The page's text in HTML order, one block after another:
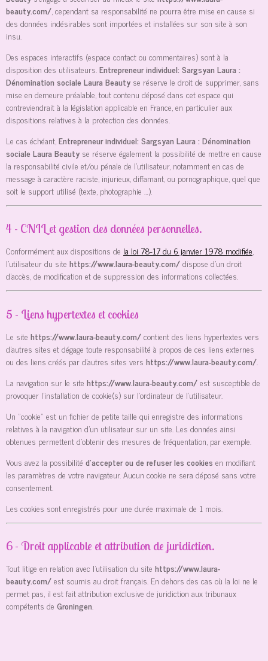
beauty.com/, cependant sa responsabilité ne pourra être mise en cause si
des données indésirables sont importées et installées sur son site à son
insu.
Des espaces interactifs (espace contact ou commentaires) sont à la
disposition des utilisateurs.Entrepreneur individuel: Sargsyan Laura :
Dénomination sociale Laura Beauty se réserve le droit de supprimer, sans
mise en demeure préalable, tout contenu déposé dans cet espace qui
contreviendrait à la législation applicable en France, en particulier aux
dispositions relatives à la protection des données.
Le cas échéant,Entrepreneur individuel: Sargsyan Laura : Dénomination
sociale Laura Beauty se réserve également la possibilité de mettre en cause
la responsabilité civile et/ou pénale de l’utilisateur, notamment en cas de
message à caractère raciste, injurieux, diffamant, ou pornographique, quel que
soit le support utilisé (texte, photographie …).
4 - CNIL et gestion des données personnelles.
Conformément aux dispositions de la loi 78-17 du 6 janvier 1978 modifiée,
l’utilisateur du site https://www.laura-beauty.com/dispose d’un droit
d’accès, de modification et de suppression des informations collectées.
5 - Liens hypertextes et cookies
Le site https://www.laura-beauty.com/contient des liens hypertextes vers
d’autres sites et dégage toute responsabilité à propos de ces liens externes
ou des liens créés par d’autres sites vers https://www.laura-beauty.com/.
La navigation sur le site https://www.laura-beauty.com/est susceptible de
provoquer l’installation de cookie(s) sur l’ordinateur de l’utilisateur.
Un "cookie" est un fichier de petite taille qui enregistre des informations
relatives à la navigation d’un utilisateur sur un site. Les données ainsi
obtenues permettent d'obtenir des mesures de fréquentation, par exemple.
Vous avez la possibilité d’accepter ou de refuser les cookies en modifiant
les paramètres de votre navigateur. Aucun cookie ne sera déposé sans votre
consentement.
Les cookies sont enregistrés pour une durée maximale de 1 mois.
6 - Droit applicable et attribution de juridiction.
Tout litige en relation avec l’utilisation du site https://www.laura-
beauty.com/est soumis au droit français. En dehors des cas où la loi ne le
permet pas, il est fait attribution exclusive de juridiction aux tribunaux
compétents de Groningen.